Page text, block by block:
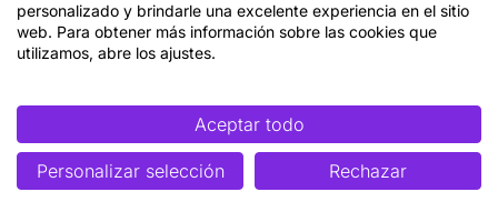
personalizado y brindarle una excelente experiencia en el sitio
web. Para obtener más información sobre las cookies que
utilizamos, abre los ajustes.
Aceptar todo
Personalizar selección Rechazar